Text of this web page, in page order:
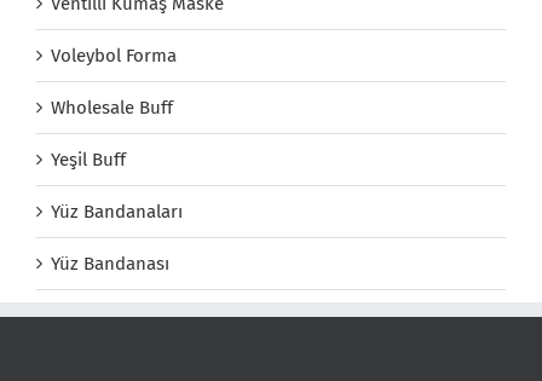
Voleybol Forma
Wholesale Buff
Yeşil Buff
Yüz Bandanaları
Yüz Bandanası